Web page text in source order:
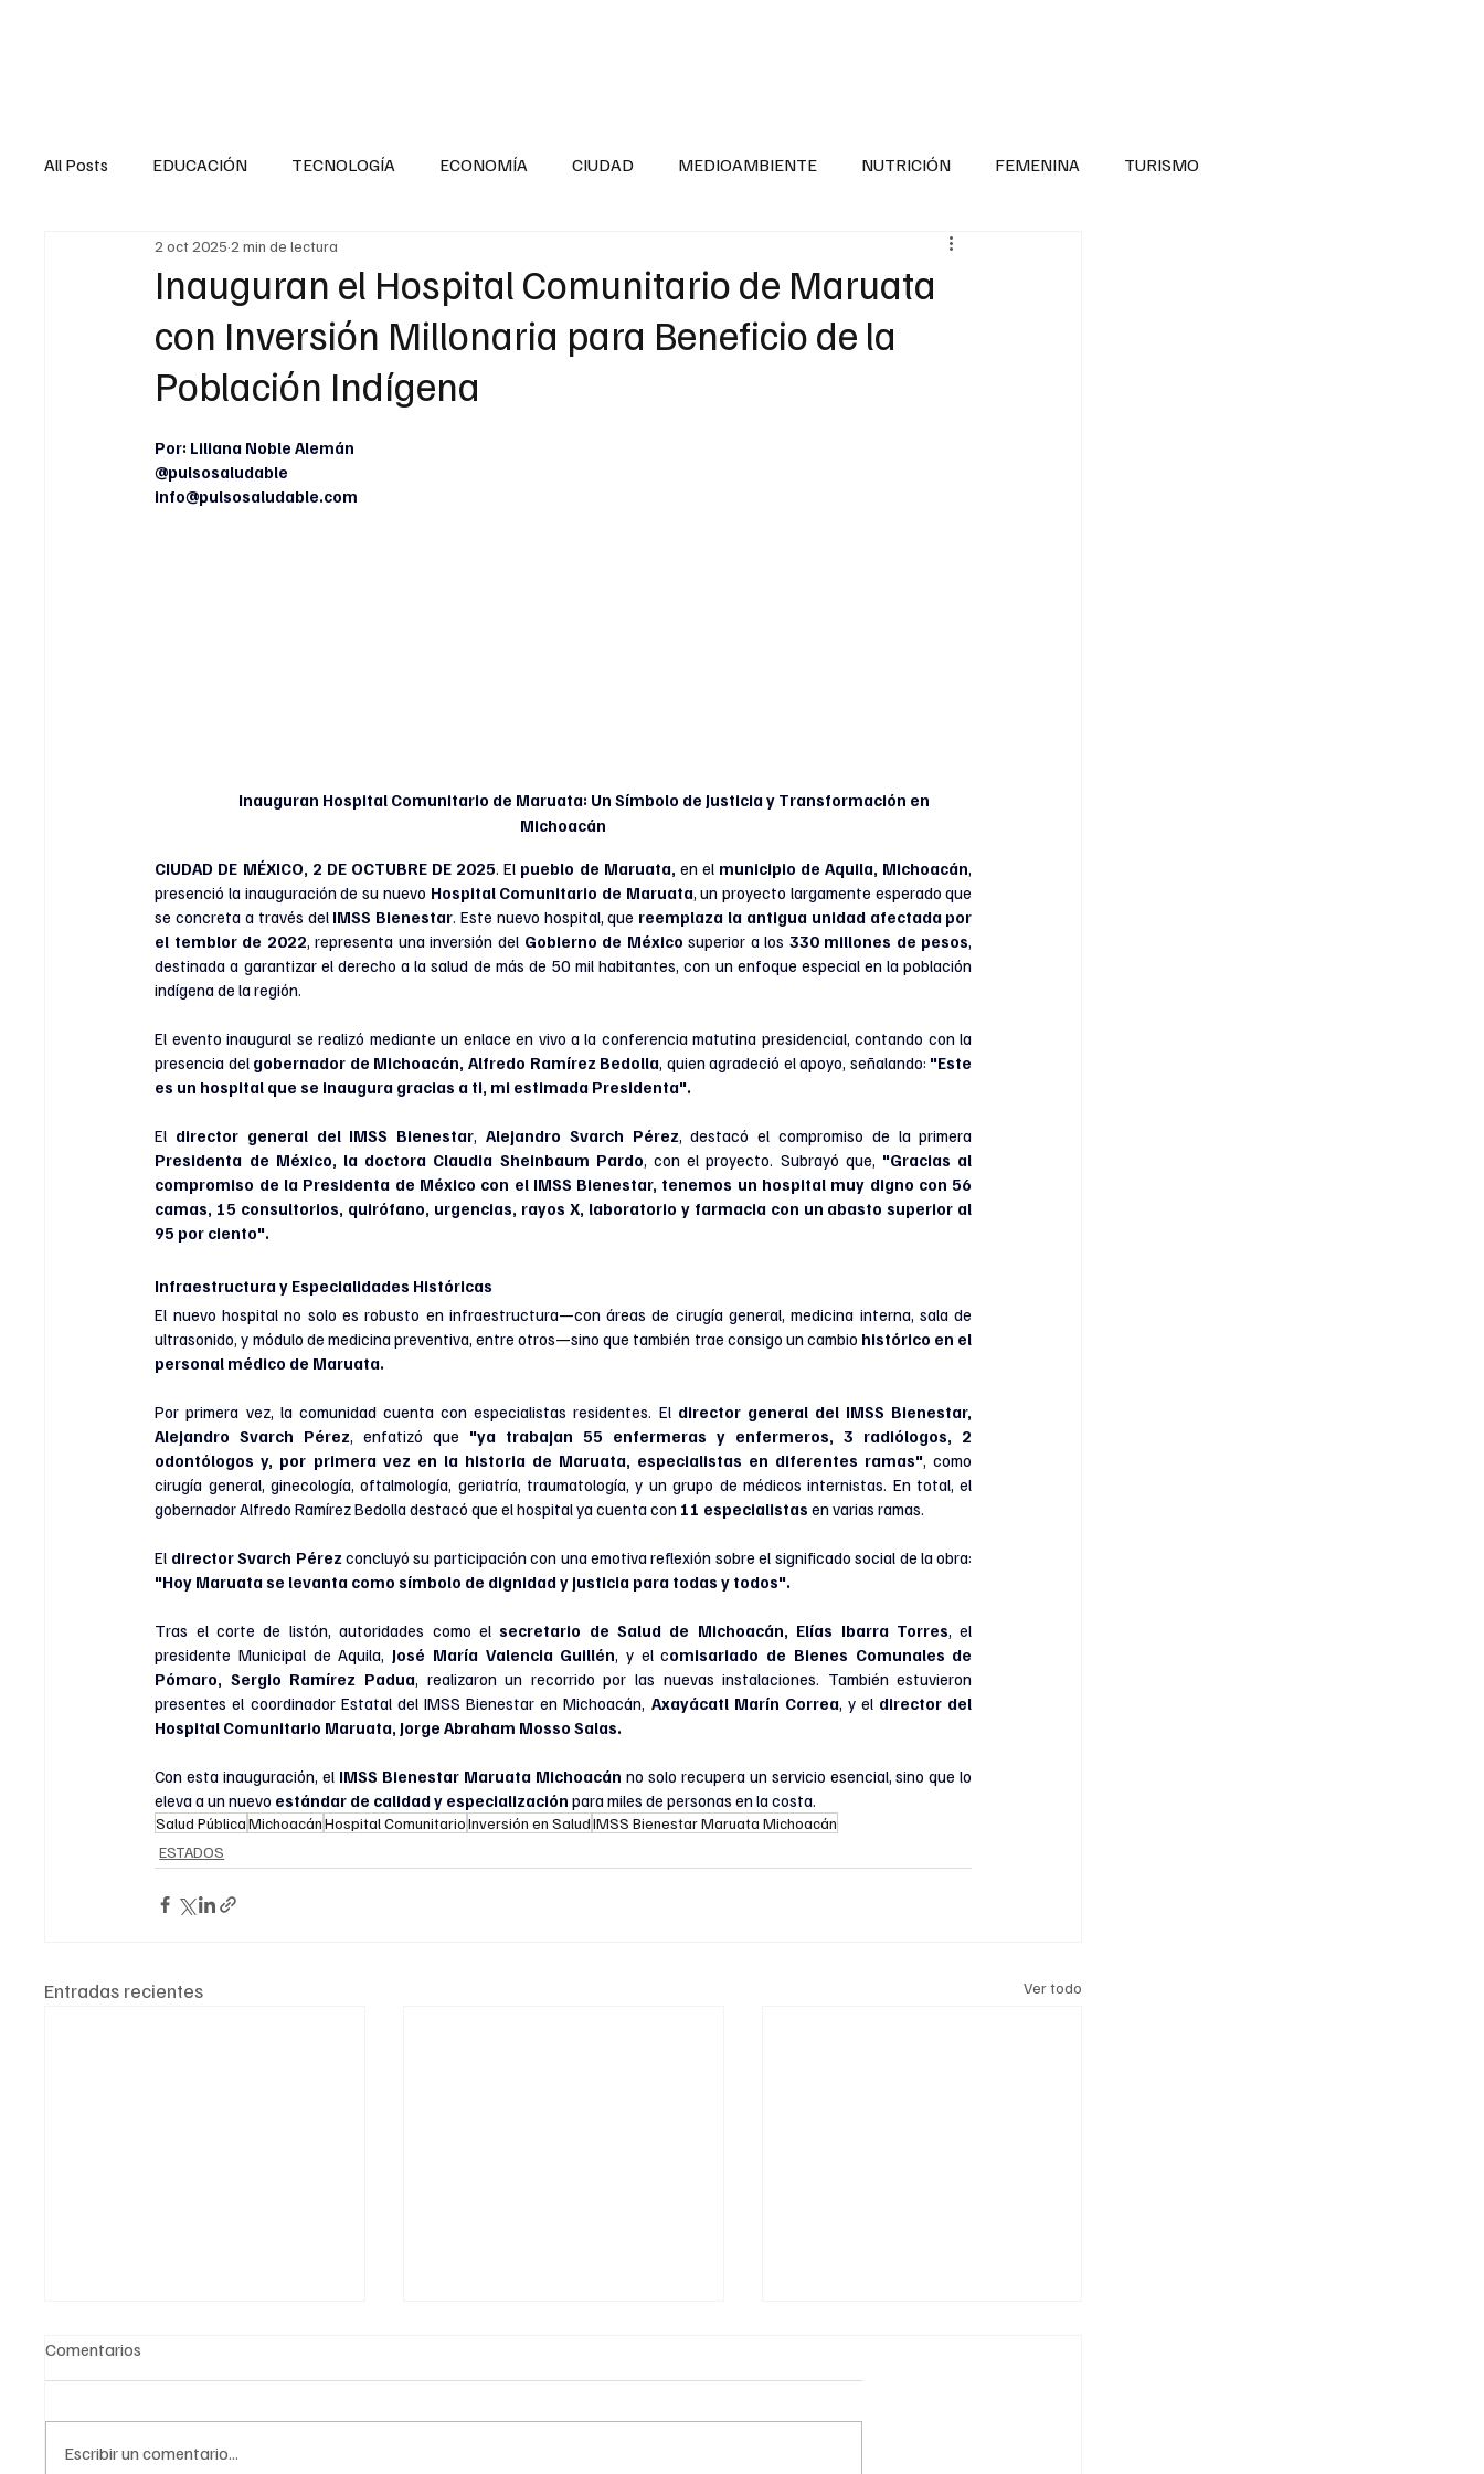
All Posts EDUCACIÓN TECNOLOGÍA ECONOMÍA CIUDAD MEDIOAMBIENTE NUTRICIÓN FEMENINA TURISMO
SALUD EN EL SECTOR PÚBLICO SALUD INFANTIL
MENTAL LA ENTREVISTA ANIMAL FITNESS ADOLESCENTES RESPONSABILIDAD SOCIAL
Inauguran el Hospital Comunitario de Maruata
con Inversión Millonaria para Beneficio de la
Población Indígena
2 oct 2025 2 min de lectura
Por: Liliana Noble Alemán
@pulsosaludable
info@pulsosaludable.com
Michoacán
CIUDAD DE MÉXICO, 2 DE OCTUBRE DE 2025. El pueblo de Maruata, en el municipio de Aquila, Michoacán,
presenció la inauguración de su nuevo Hospital Comunitario de Maruata, un proyecto largamente esperado que
se concreta a través del IMSS Bienestar. Este nuevo hospital, que reemplaza la antigua unidad afectada por
el temblor de 2022, representa una inversión del Gobierno de México superior a los 330 millones de pesos,
destinada a garantizar el derecho a la salud de más de 50 mil habitantes, con un enfoque especial en la población
indígena de la región.
El evento inaugural se realizó mediante un enlace en vivo a la conferencia matutina presidencial, contando con la
presencia del gobernador de Michoacán, Alfredo Ramírez Bedolla, quien agradeció el apoyo, señalando: "Este
es un hospital que se inaugura gracias a ti, mi estimada Presidenta".
El director general del IMSS Bienestar, Alejandro Svarch Pérez
Presidenta de México, la doctora Claudia Sheinbaum Pardo, con el proyecto. Subrayó que, "Gracias al
compromiso de la Presidenta de México con el IMSS Bienestar, tenemos un hospital muy digno con 56
camas, 15 consultorios, quirófano, urgencias, rayos X, laboratorio y farmacia con un abasto superior al
95 por ciento".
Infraestructura y Especialidades Históricas
El nuevo hospital no solo es robusto en infraestructura—con áreas de cirugía general, medicina interna, sala de
ultrasonido, y módulo de medicina preventiva, entre otros—sino que también trae consigo un cambio histórico en el
personal médico de Maruata.
Por primera vez, la comunidad cuenta con especialistas residentes. El director general del IMSS Bienestar,
Alejandro Svarch Pérez, enfatizó que "ya trabajan 55 enfermeras y enfermeros, 3 radiólogos, 2
odontólogos y, por primera vez en la historia de Maruata, especialistas en diferentes ramas", como
cirugía general, ginecología, oftalmología, geriatría, traumatología, y un grupo de médicos internistas. En total, el
gobernador Alfredo Ramírez Bedolla destacó que el hospital ya cuenta con 11 especialistas en varias ramas.
El director Svarch Pérez
"Hoy Maruata se levanta como símbolo de dignidad y justicia para todas y todos".
Tras el corte de listón, autoridades como el secretario de Salud de Michoacán, Elías Ibarra Torres, el
presidente Municipal de Aquila, José María Valencia Guillén, y el comisariado de Bienes Comunales de
Pómaro, Sergio Ramírez Padua, realizaron un recorrido por las nuevas instalaciones. También estuvieron
presentes el coordinador Estatal del IMSS Bienestar en Michoacán, Axayácatl Marín Correa, y el director del
Hospital Comunitario Maruata, Jorge Abraham Mosso Salas.
Con esta inauguración, el IMSS Bienestar Maruata Michoacán no solo recupera un servicio esencial, sino que lo
eleva a un nuevo estándar de calidad y especialización para miles de personas en la costa.
Salud PúblicaMichoacánHospital ComunitarioInversión en SaludIMSS Bienestar Maruata Michoacán
ESTADOS
Entradas recientes Ver todo
Comentarios
Escribir un comentario...